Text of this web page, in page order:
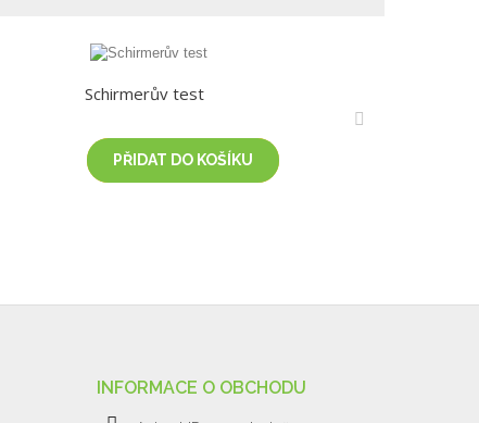
Schirmerův test
PŘIDAT DO KOŠÍKU
INFORMACE O OBCHODU